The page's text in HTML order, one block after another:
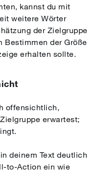
kannst du mit
weitere Wörter
der Zielgruppe
Bestimmen der Größe
erhalten sollte.
offensichtlich,
erwartest;
deinem Text deutlich
to-Action ein wie